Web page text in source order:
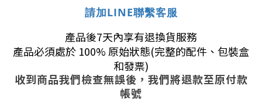
請加LINE聯繫客服
產品後7天內享有退換貨服務
產品必須處於 100% 原始狀態(完整的配件、包裝盒
和發票)
收到商品我們檢查無誤後，我們將退款至原付款
帳號